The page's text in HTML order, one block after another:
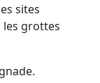
sites
les grottes